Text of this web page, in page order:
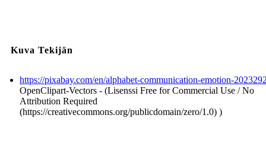
Kuva Tekijän
https://pixabay.com/en/alphabet-communication-emotion-
OpenClipart-Vectors - (Lisenssi Free for Commercial Use / No
Attribution Required
(https://creativecommons.org/publicdomain/zero/1.0) )